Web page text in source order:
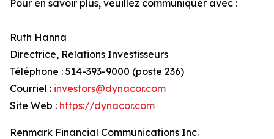
Pour en savoir plus, veuillez communiquer avec :
Ruth Hanna
Directrice, Relations Investisseurs
Téléphone : 514-393-9000 (poste 236)
Courriel : investors@dynacor.com
Site Web : https://dynacor.com
Renmark Financial Communications Inc.